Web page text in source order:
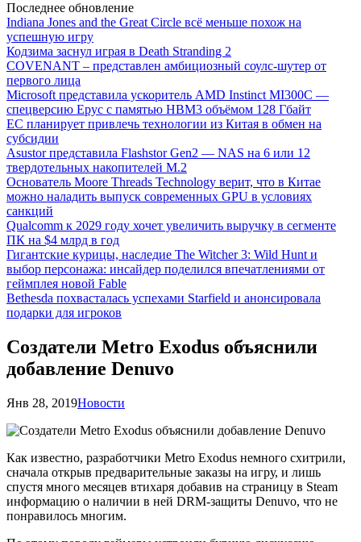
Последнее обновление
Indiana Jones and the Great Circle всё меньше похож на
успешную игру
Кодзима заснул играя в Death Stranding 2
COVENANT – представлен амбициозный соулс-шутер от
первого лица
Microsoft представила ускоритель AMD Instinct MI300C —
спецверсию Epyc с памятью HBM3 объёмом 128 Гбайт
ЕС планирует привлечь технологии из Китая в обмен на
субсидии
Asustor представила Flashstor Gen2 — NAS на 6 или 12
твердотельных накопителей M.2
Основатель Moore Threads Technology верит, что в Китае
можно наладить выпуск современных GPU в условиях
санкций
Qualcomm к 2029 году хочет увеличить выручку в сегменте
ПК на $4 млрд в год
Гигантские курицы, наследие The Witcher 3: Wild Hunt и
выбор персонажа: инсайдер поделился впечатлениями от
геймплея новой Fable
Bethesda похвасталась успехами Starfield и анонсировала
подарки для игроков
Создатели Metro Exodus объяснили
добавление Denuvo
Янв 28, 2019Новости
Как известно, разработчики Metro Exodus немного схитрили,
сначала открыв предварительные заказы на игру, и лишь
спустя много месяцев втихаря добавив на страницу в Steam
информацию о наличии в ней DRM-защиты Denuvo, что не
понравилось многим.